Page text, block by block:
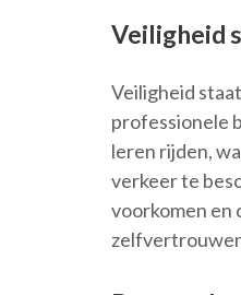
Veiligheid
Veiligheid
professionele
leren rijden,
verkeer te
voorkomen en